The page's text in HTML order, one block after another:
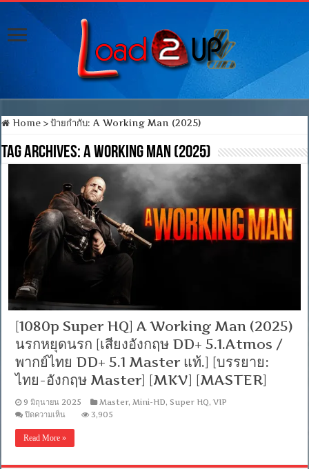
Home > ป้ายกำกับ:A Working Man (2025)
Tag Archives:A Working Man (2025)
[1080p Super HQ] A Working Man (2025)
นรกหยุดนรก [เสียงอังกฤษ DD+ 5.1.Atmos /
พากย์ไทย DD+ 5.1 Master แท้.] [บรรยาย:
ไทย-อังกฤษ Master] [MKV] [MASTER]
9 มิถุนายน 2025 Master, Mini-HD,Super HQ,VIP
ปิดความเห็น
HQ]
Working
3,905
Read More »